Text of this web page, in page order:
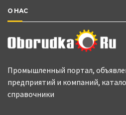
О НАС
Промышленный портал,
предприятий и компаний,
справочники